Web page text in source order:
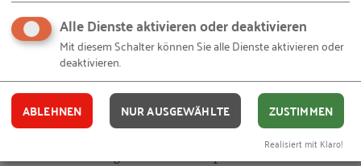
Ich willige ausdrücklich ein, dass mir das RKW
bezüglich unserer Produkte, Umfrageanfragen und
Werbung über interessante Produkte zusendet.
Alle Dienste aktivieren oder deaktivieren
Mit diesem Schalter können Sie alle Dienste aktivieren oder
deaktivieren.
ABLEHNEN NUR AUSGEWÄHLTE ZUSTIMMEN
Realisiert mit Klaro!